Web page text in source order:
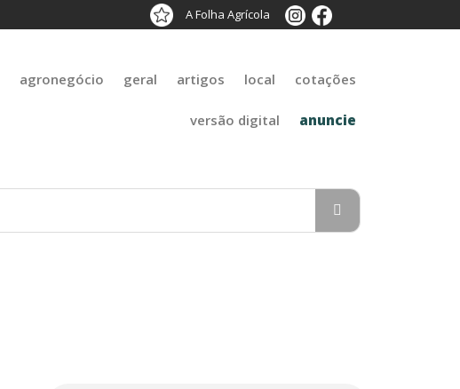
A Folha Agrícola
agronegócio geral artigos local cotações
versão digital anuncie